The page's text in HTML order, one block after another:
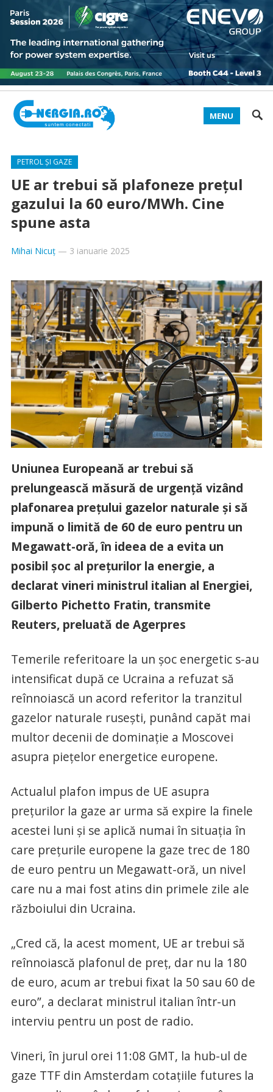
MENU
PETROL ȘI GAZE
UE ar trebui să plafoneze prețul
gazului la 60 euro/MWh. Cine
spune asta
Mihai Nicuț— 3 ianuarie 2025
Uniunea Europeană ar trebui să
prelungească măsură de urgenţă vizând
plafonarea preţului gazelor naturale şi să
impună o limită de 60 de euro pentru un
Megawatt-oră, în ideea de a evita un
posibil şoc al preţurilor la energie, a
declarat vineri ministrul italian al Energiei,
Gilberto Pichetto Fratin, transmite
Reuters, preluată de Agerpres
Temerile referitoare la un şoc energetic s-au
intensificat după ce Ucraina a refuzat să
reînnoiască un acord referitor la tranzitul
gazelor naturale ruseşti, punând capăt mai
multor decenii de dominaţie a Moscovei
asupra pieţelor energetice europene.
Actualul plafon impus de UE asupra
preţurilor la gaze ar urma să expire la finele
acestei luni şi se aplică numai în situaţia în
care preţurile europene la gaze trec de 180
de euro pentru un Megawatt-oră, un nivel
care nu a mai fost atins din primele zile ale
războiului din Ucraina.
„Cred că, la acest moment, UE ar trebui să
reînnoiască plafonul de preţ, dar nu la 180
de euro, acum ar trebui fixat la 50 sau 60 de
euro”, a declarat ministrul italian într-un
interviu pentru un post de radio.
Vineri, în jurul orei 11:08 GMT, la hub-ul de
gaze TTF din Amsterdam cotaţiile futures la